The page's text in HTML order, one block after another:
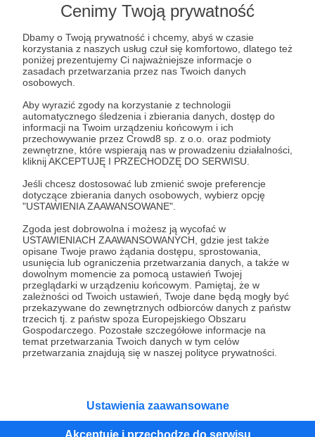
Cenimy Twoją prywatność
Dbamy o Twoją prywatność i chcemy, abyś w czasie
korzystania z naszych usług czuł się komfortowo, dlatego też
poniżej prezentujemy Ci najważniejsze informacje o
zasadach przetwarzania przez nas Twoich danych
osobowych.
Aby wyrazić zgody na korzystanie z technologii
automatycznego śledzenia i zbierania danych, dostęp do
informacji na Twoim urządzeniu końcowym i ich
przechowywanie przez Crowd8 sp. z o.o. oraz podmioty
zewnętrzne, które wspierają nas w prowadzeniu działalności,
kliknij AKCEPTUJĘ I PRZECHODZĘ DO SERWISU.
Jeśli chcesz dostosować lub zmienić swoje preferencje
dotyczące zbierania danych osobowych, wybierz opcję
"USTAWIENIA ZAAWANSOWANE".
Zgoda jest dobrowolna i możesz ją wycofać w
USTAWIENIACH ZAAWANSOWANYCH, gdzie jest także
opisane Twoje prawo żądania dostępu, sprostowania,
usunięcia lub ograniczenia przetwarzania danych, a także w
dowolnym momencie za pomocą ustawień Twojej
przeglądarki w urządzeniu końcowym. Pamiętaj, że w
zależności od Twoich ustawień, Twoje dane będą mogły być
przekazywane do zewnętrznych odbiorców danych z państw
trzecich tj. z państw spoza Europejskiego Obszaru
Gospodarczego. Pozostałe szczegółowe informacje na
temat przetwarzania Twoich danych w tym celów
przetwarzania znajdują się w naszej polityce prywatności.
Ustawienia zaawansowane
Akceptuję i przechodzę do serwisu
25 zł
Dzięki za Twoje wsparcie. Patroni z tego progu
dostaną wcześniej informację o wszystkich
otwartych inicjatywach, warsztatach realizowanych
przez PozytywSIĘ.
Patroni: 0
50 zł miesięcznie
Dzięki Tobie z każdym miesiącem, małymi krokami
przybliżamy się do realizacji pozytywnego busa.
Będzie się działo!
Patroni: 0
100 zł miesięcznie